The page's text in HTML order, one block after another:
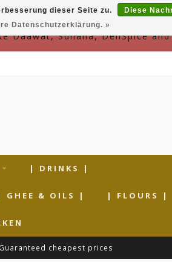
Daawat, Suhana, DeliSpice
| DRINKS |
GHEE & OILS | | FLOURS |
Guaranteed cheapest prices
dieser Seite zu.
Diese
Datenschutzerklärung. »